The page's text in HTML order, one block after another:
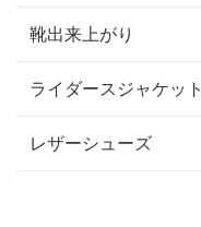
靴出来上がり
ライダースジャケット
レザーシューズ